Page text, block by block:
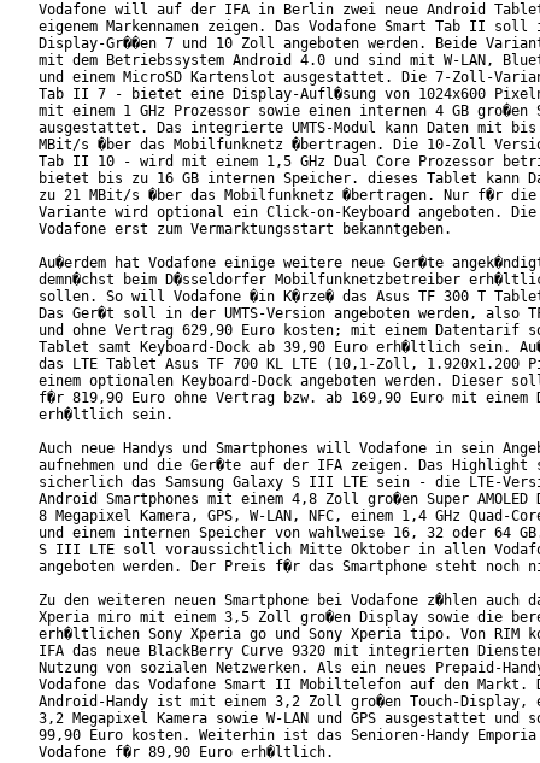
Vodafone will auf der IFA in Berlin zwei neue Android
eigenem Markennamen zeigen. Das Vodafone Smart Tab II soll
Display-Gr��en 7 und 10 Zoll angeboten werden. Beide
mit dem Betriebssystem Android 4.0 und sind mit W-LAN,
und einem MicroSD Kartenslot ausgestattet. Die 7-Zoll-
Tab II 7 - bietet eine Display-Aufl�sung von 1024x600
mit einem 1 GHz Prozessor sowie einen internen 4 GB gro�en
ausgestattet. Das integrierte UMTS-Modul kann Daten mit
MBit/s �ber das Mobilfunknetz �bertragen. Die 10-Zoll
Tab II 10 - wird mit einem 1,5 GHz Dual Core Prozessor
bietet bis zu 16 GB internen Speicher. dieses Tablet kann
zu 21 MBit/s �ber das Mobilfunknetz �bertragen. Nur f�r
Variante wird optional ein Click-on-Keyboard angeboten.
Vodafone erst zum Vermarktungsstart bekanntgeben.
Au�erdem hat Vodafone einige weitere neue Ger�te
demn�chst beim D�sseldorfer Mobilfunknetzbetreiber
sollen. So will Vodafone �in K�rze� das Asus TF 300 T
Das Ger�t soll in der UMTS-Version angeboten werden, also
und ohne Vertrag 629,90 Euro kosten; mit einem Datentarif
Tablet samt Keyboard-Dock ab 39,90 Euro erh�ltlich sein.
das LTE Tablet Asus TF 700 KL LTE (10,1-Zoll, 1.920x1.200
einem optionalen Keyboard-Dock angeboten werden. Dieser
f�r 819,90 Euro ohne Vertrag bzw. ab 169,90 Euro mit
erh�ltlich sein.
Auch neue Handys und Smartphones will Vodafone in sein
aufnehmen und die Ger�te auf der IFA zeigen. Das
sicherlich das Samsung Galaxy S III LTE sein - die LTE-
Android Smartphones mit einem 4,8 Zoll gro�en Super
8 Megapixel Kamera, GPS, W-LAN, NFC, einem 1,4 GHz Quad-
und einem internen Speicher von wahlweise 16, 32 oder 64
S III LTE soll voraussichtlich Mitte Oktober in allen
angeboten werden. Der Preis f�r das Smartphone steht
Zu den weiteren neuen Smartphone bei Vodafone z�hlen auch
Xperia miro mit einem 3,5 Zoll gro�en Display sowie die
erh�ltlichen Sony Xperia go und Sony Xperia tipo. Von RIM
IFA das neue BlackBerry Curve 9320 mit integrierten
Nutzung von sozialen Netzwerken. Als ein neues Prepaid-
Vodafone das Vodafone Smart II Mobiltelefon auf den Markt.
Android-Handy ist mit einem 3,2 Zoll gro�en Touch-Display,
3,2 Megapixel Kamera sowie W-LAN und GPS ausgestattet und
99,90 Euro kosten. Weiterhin ist das Senioren-Handy Emporia
Vodafone f�r 89,90 Euro erh�ltlich.